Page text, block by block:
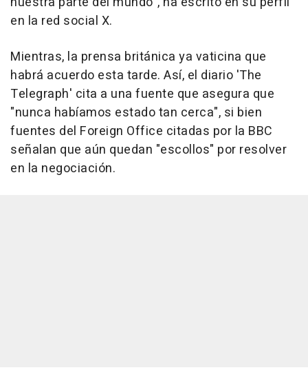
en la red social X.
Mientras, la prensa británica ya vaticina que
habrá acuerdo esta tarde. Así, el diario 'The
Telegraph' cita a una fuente que asegura que
"nunca habíamos estado tan cerca", si bien
fuentes del Foreign Office citadas por la BBC
señalan que aún quedan "escollos" por resolver
en la negociación.